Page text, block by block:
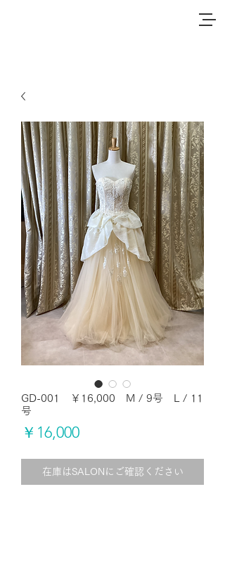
GD-001 ￥16,000 M / 9号 L / 11
号
￥16,000価
在庫はSALONにご確認ください